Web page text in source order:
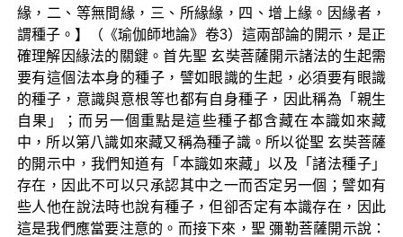
緣，二、等無間緣，三、所緣緣，四、增上緣。因緣者，
謂種子。】（《瑜伽師地論》卷3）這兩部論的開示，是正
確理解因緣法的關鍵。首先聖 玄奘菩薩開示諸法的生起需
要有這個法本身的種子，譬如眼識的生起，必須要有眼識
的種子，意識與意根等也都有自身種子，因此稱為「親生
自果」；而另一個重點是這些種子都含藏在本識如來藏
中，所以第八識如來藏又稱為種子識。所以從聖 玄奘菩薩
的開示中，我們知道有「本識如來藏」以及「諸法種子」
存在，因此不可以只承認其中之一而否定另一個；譬如有
些人他在說法時也說有種子，但卻否定有本識存在，因此
這是我們應當要注意的。而接下來，聖 彌勒菩薩開示說：